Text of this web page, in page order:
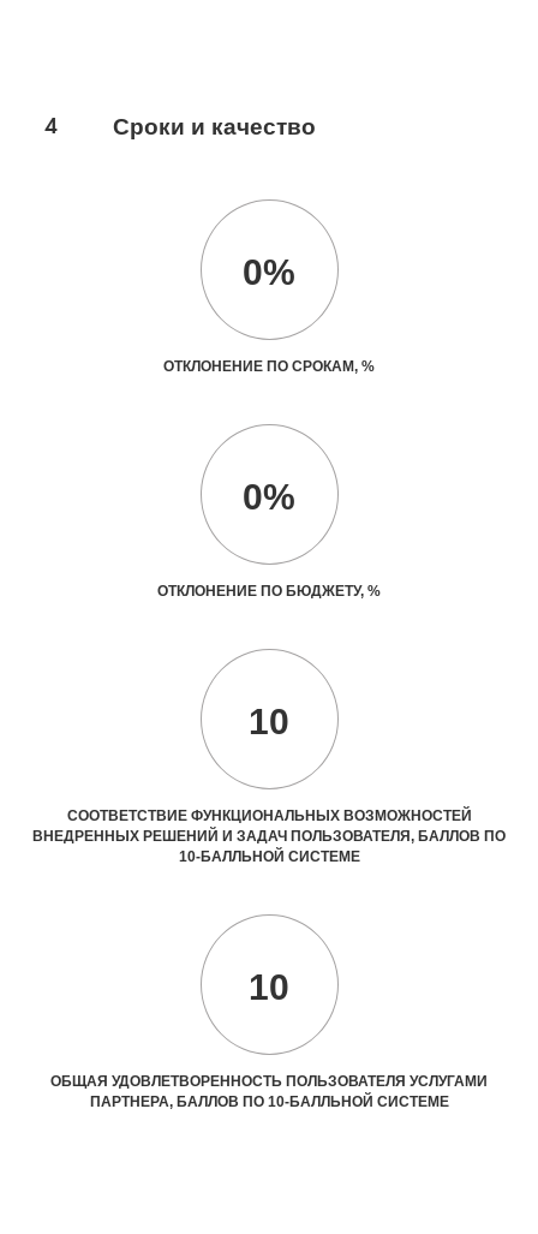
4 Сроки и качество
0%
ОТКЛОНЕНИЕ ПО СРОКАМ, %
0%
ОТКЛОНЕНИЕ ПО БЮДЖЕТУ, %
10
СООТВЕТСТВИЕ ФУНКЦИОНАЛЬНЫХ ВОЗМОЖНОСТЕЙ
ВНЕДРЕННЫХ РЕШЕНИЙ И ЗАДАЧ ПОЛЬЗОВАТЕЛЯ, БАЛЛОВ ПО
10-БАЛЛЬНОЙ СИСТЕМЕ
10
ОБЩАЯ УДОВЛЕТВОРЕННОСТЬ ПОЛЬЗОВАТЕЛЯ УСЛУГАМИ
ПАРТНЕРА, БАЛЛОВ ПО 10-БАЛЛЬНОЙ СИСТЕМЕ